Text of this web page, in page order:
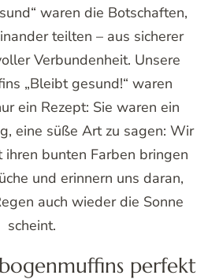
waren die Botschaften,
teilten – aus sicherer
Verbundenheit. Unsere
„Bleibt gesund!“ waren
ein Rezept: Sie waren ein
eine süße Art zu sagen: Wir
ihren bunten Farben bringen
und erinnern uns daran,
auch wieder die Sonne
scheint.
perfekt